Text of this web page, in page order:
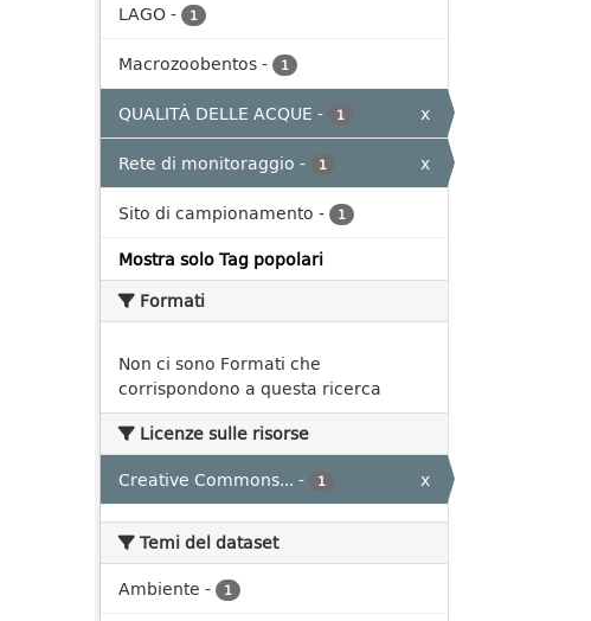
LAGO- 1
Macrozoobentos- 1
QUALITÀ DELLE ACQUE - 1
x
Rete di monitoraggio - 1
x
Sito di campionamento - 1
Mostra solo Tag popolari
Formati
Non ci sono Formati che
corrispondono a questa ricerca
Licenze sulle risorse
Creative Commons... - 1 x
Temi del dataset
Ambiente - 1